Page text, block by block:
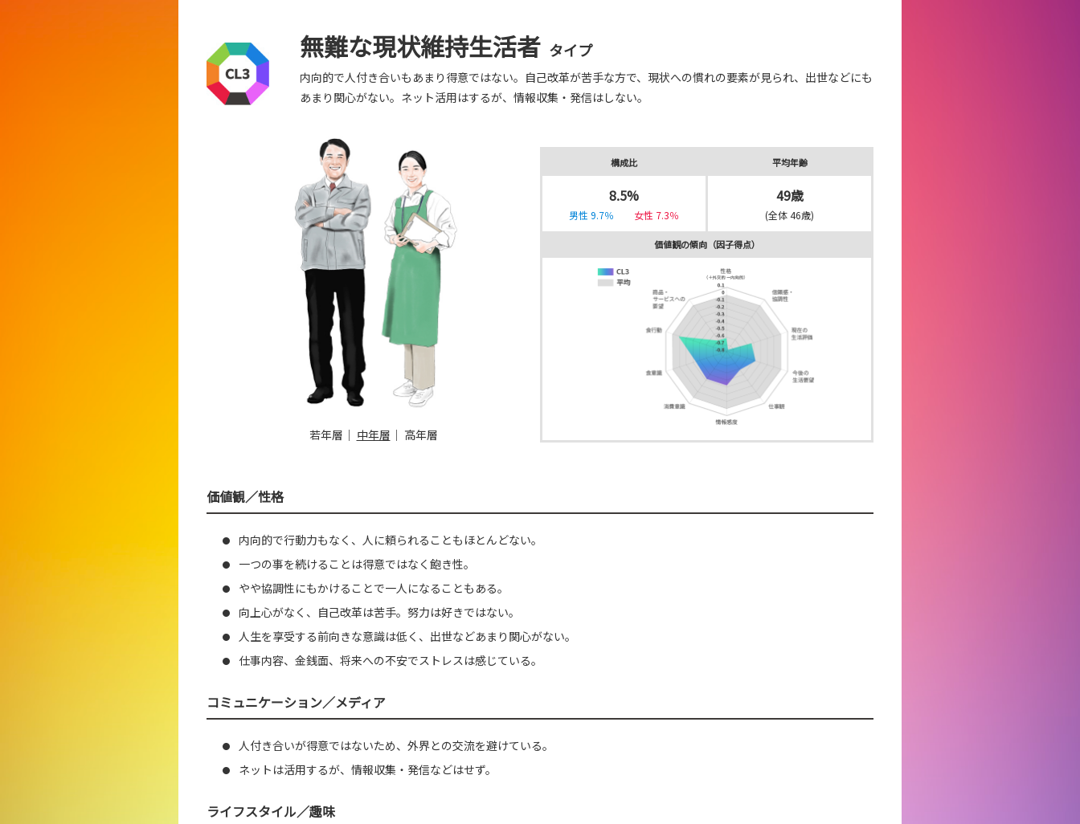
無難な現状維持生活者 タイプ
内向的で人付き合いもあまり得意ではない。 自己改革が苦手な方で、現状への慣れの要素が見られ、 出世などにも
あまり関心がない。 ネット活用はするが、情報収集・発信はしない。
若年層 ｜ 中年層 ｜ 高年層
構成比
8.5%
男性 9.7％ 女性 7.3％
平均年齢
49歳
(全体 46歳)
価値観の傾向（因子得点）
価値観／性格
● 内向的で行動力もなく、人に頼られることもほとんどない。
● 一つの事を続けることは得意ではなく飽き性。
● やや協調性にもかけることで一人になることもある。
● 向上心がなく、自己改革は苦手。努力は好きではない。
● 人生を享受する前向きな意識は低く、出世などあまり関心がない。
● 仕事内容、金銭面、将来への不安でストレスは感じている。
コミュニケーション／メディア
● 人付き合いが得意ではないため、外界との交流を避けている。
● ネットは活用するが、情報収集・発信などはせず。
ライフスタイル／趣味